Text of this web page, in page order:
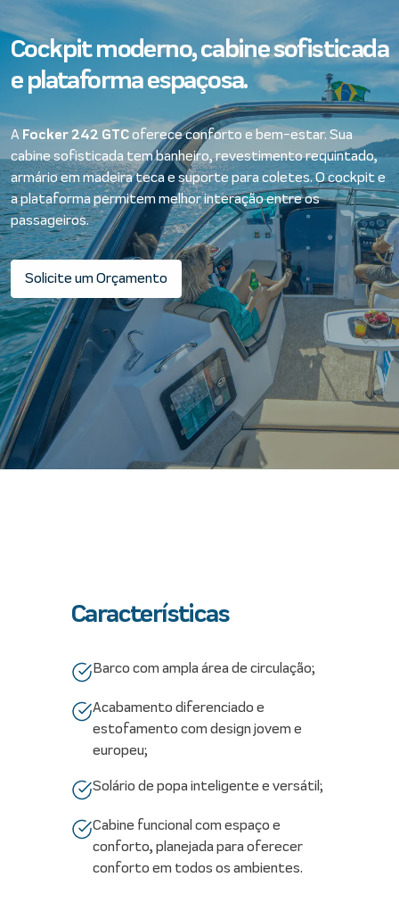
Cockpit moderno, cabine sofisticada
e plataforma espaçosa.
A Focker 242 GTCoferece conforto e bem-estar. Sua
cabine sofisticada tem banheiro, revestimento requintado,
armário em madeira teca e suporte para coletes. O cockpit e
a plataforma permitem melhor interação entre os
passageiros.
Solicite um Orçamento
Características
Barco com ampla área de circulação;
Acabamento diferenciado e
estofamento com design jovem e
europeu;
Solário de popa inteligente e versátil;
Cabine funcional com espaço e
conforto, planejada para oferecer
conforto em todos os ambientes.